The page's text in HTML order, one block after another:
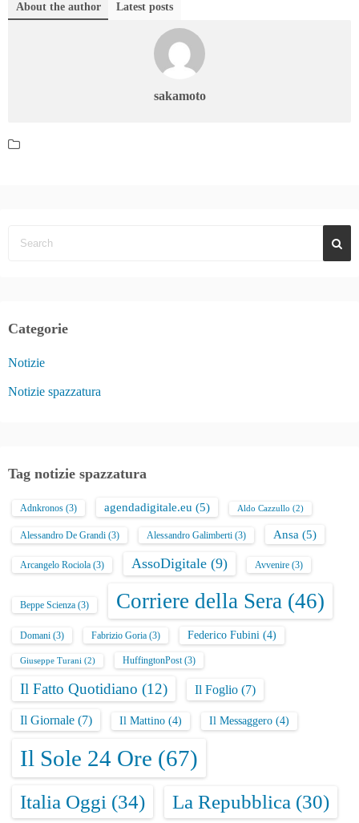
About the author Latest posts
sakamoto
Categorie
Notizie
Notizie spazzatura
Tag notizie spazzatura
Adnkronos (3) agendadigitale.eu (5) Aldo Cazzullo (2)
Alessandro De Grandi (3) Alessandro Galimberti (3) Ansa (5)
Arcangelo Rociola (3) AssoDigitale (9) Avvenire (3)
Beppe Scienza (3) Corriere della Sera (46)
Domani (3) Fabrizio Goria (3) Federico Fubini (4)
Giuseppe Turani (2) HuffingtonPost(3)
Il Fatto Quotidiano (12) Il Foglio (7)
Il Giornale (7) Il Mattino (4) Il Messaggero (4)
Il Sole 24 Ore (67)
Italia Oggi (34) La Repubblica (30)